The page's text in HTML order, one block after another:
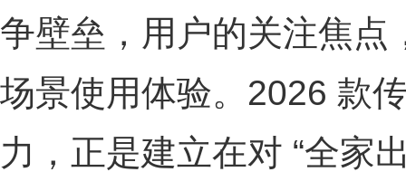
争壁垒，用户的关注焦点
场景使用体验。2026 款
力，正是建立在对 “全家